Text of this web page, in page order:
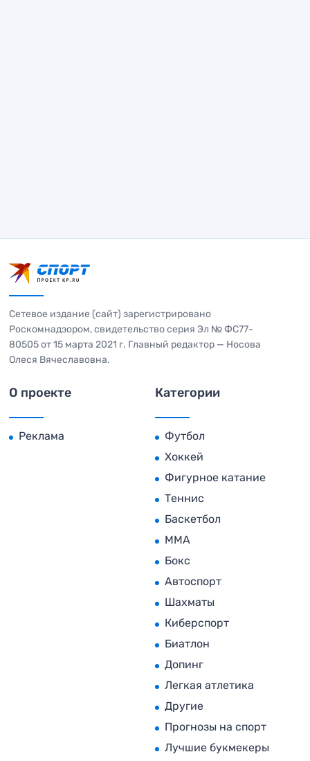
Сетевое издание (сайт) зарегистрировано
Роскомнадзором, свидетельство серия Эл № ФС77-
80505 от 15 марта 2021 г. Главный редактор — Носова
Олеся Вячеславовна.
О проекте
Реклама
Категории
Футбол
Хоккей
Фигурное катание
Теннис
Баскетбол
MMA
Бокс
Автоспорт
Шахматы
Киберспорт
Биатлон
Допинг
Легкая атлетика
Другие
Прогнозы на спорт
Лучшие букмекеры